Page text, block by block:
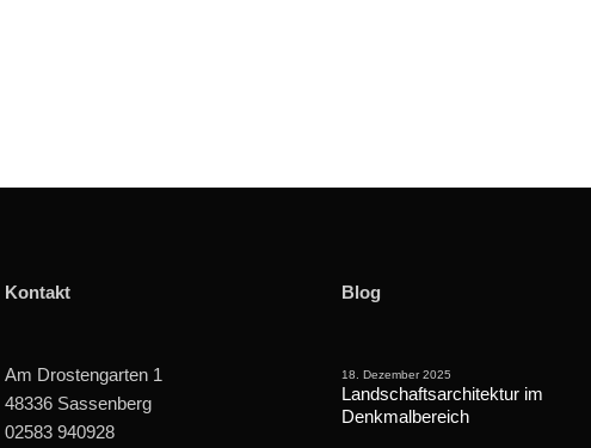
Kontakt
Am Drostengarten 1
48336 Sassenberg
02583 940928
Blog
18. Dezember 2025
Landschaftsarchitektur im
Denkmalbereich